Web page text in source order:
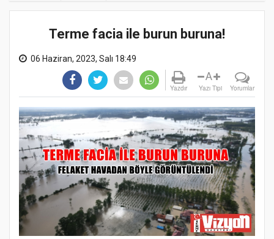
Terme facia ile burun buruna!
06 Haziran, 2023, Salı 18:49
Yazdır
A
Yazı Tipi Yorumlar